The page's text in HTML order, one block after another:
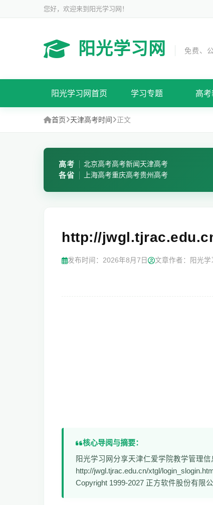
您好，欢迎来到阳光学习网！
阳光学习网 免费、
阳光学习网首页 学习专题 高考
首页 天津高考时间 正文
高考 北京高考高考新闻天津高考
各省 上海高考重庆高考贵州高考
http://
发布时间： 2026年8月7日 文章作者：阳光学
核心导阅与摘要：
阳光学习网分享天津仁爱学院教学管理
http://jwgl.tjrac.edu.cn/xtgl/
Copyright 1999-2027 正方软件股份有限